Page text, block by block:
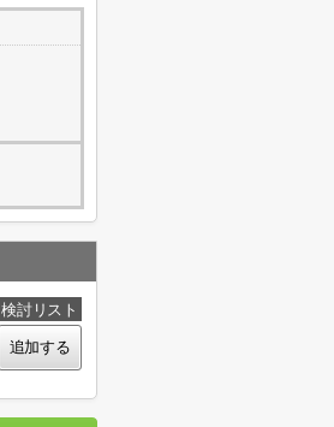
検討リスト
追加する